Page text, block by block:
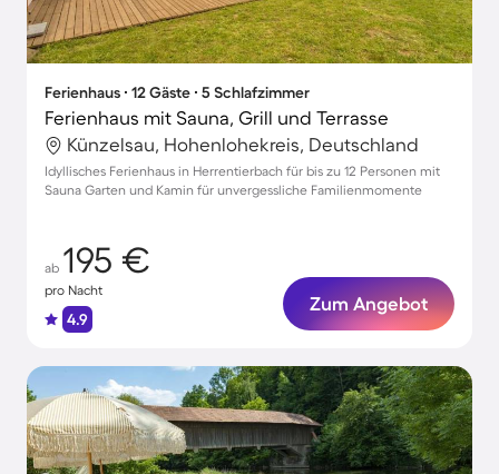
Ferienhaus ∙ 12 Gäste ∙ 5 Schlafzimmer
Ferienhaus mit Sauna, Grill und Terrasse
Künzelsau, Hohenlohekreis, Deutschland
Idyllisches Ferienhaus in Herrentierbach für bis zu 12 Personen mit
Sauna Garten und Kamin für unvergessliche Familienmomente
ab 195 €
pro Nacht
4.9
Zum Angebot